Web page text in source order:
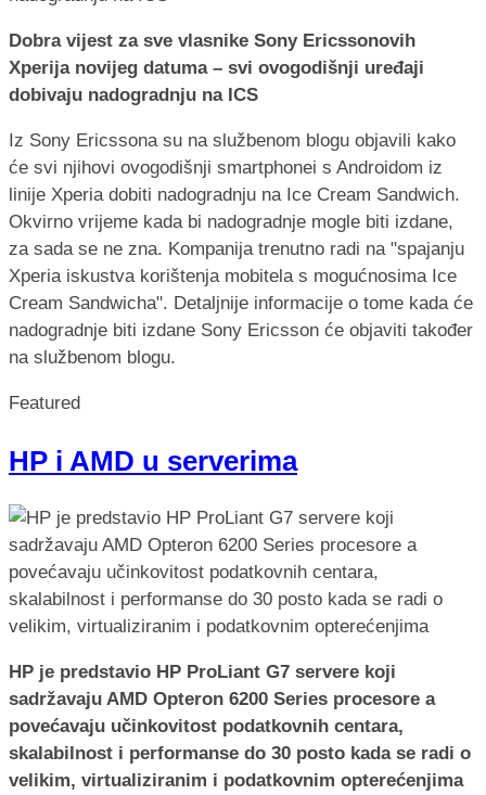
Dobra vijest za sve vlasnike Sony Ericssonovih
Xperija novijeg datuma – svi ovogodišnji uređaji
dobivaju nadogradnju na ICS
Iz Sony Ericssona su na službenom blogu objavili kako
će svi njihovi ovogodišnji smartphonei s Androidom iz
linije Xperia dobiti nadogradnju na Ice Cream Sandwich.
Okvirno vrijeme kada bi nadogradnje mogle biti izdane,
za sada se ne zna. Kompanija trenutno radi na "spajanju
Xperia iskustva korištenja mobitela s mogućnosima Ice
Cream Sandwicha". Detaljnije informacije o tome kada će
nadogradnje biti izdane Sony Ericsson će objaviti također
na službenom blogu.
Featured
HP i AMD u serverima
HP je predstavio HP ProLiant G7 servere koji
sadržavaju AMD Opteron 6200 Series procesore a
povećavaju učinkovitost podatkovnih centara,
skalabilnost i performanse do 30 posto kada se radi o
velikim, virtualiziranim i podatkovnim opterećenjima